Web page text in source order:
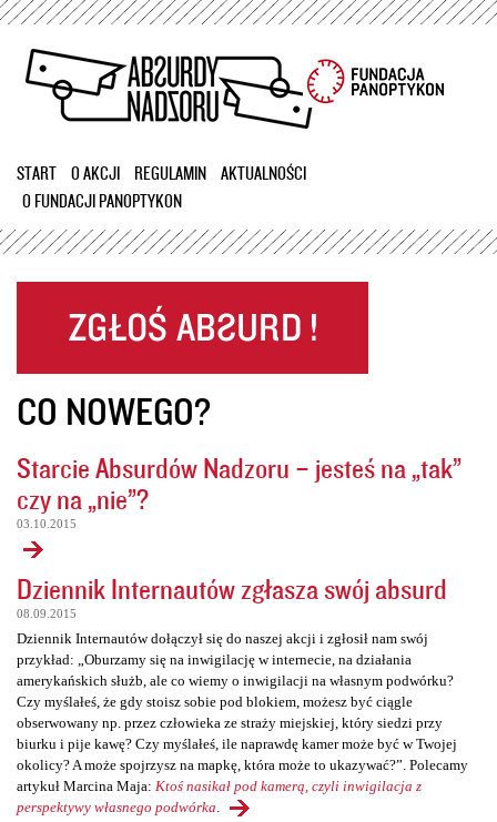
Przejdź
treści
START O AKCJI REGULAMIN
AKTUALNOŚCI
O FUNDACJI PANOPTYKON
CO NOWEGO?
Starcie Absurdów Nadzoru – jesteś na „tak”
czy na „nie”?
03.10.2015
Dziennik Internautów zgłasza swój absurd
08.09.2015
Dziennik Internautów dołączył się do naszej akcji i zgłosił nam swój
przykład: „Oburzamy się na inwigilację w internecie, na działania
amerykańskich służb, ale co wiemy o inwigilacji na własnym podwórku?
Czy myślałeś, że gdy stoisz sobie pod blokiem, możesz być ciągle
obserwowany np. przez człowieka ze straży miejskiej, który siedzi przy
biurku i pije kawę? Czy myślałeś, ile naprawdę kamer może być w Twojej
okolicy? A może spojrzysz na mapkę, która może to ukazywać?”. Polecamy
artykuł Marcina Maja: Ktoś nasikał pod kamerą, czyli inwigilacja z
perspektywy własnego podwórka